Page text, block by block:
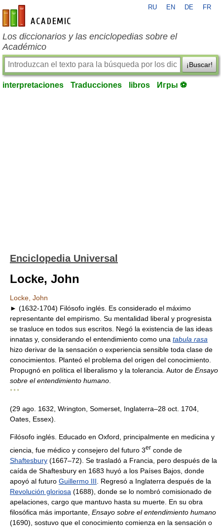
es-academic.com
RU EN DE FR
Los diccionarios y las enciclopedias sobre el
Académico
¡Buscar!
interpretaciones Traducciones libros Игры ⚽
Enciclopedia Universal
Locke, John
Locke, John
► (1632-1704) Filósofo inglés. Es considerado el máximo
representante del empirismo. Su mentalidad liberal y progresista
se trasluce en todos sus escritos. Negó la existencia de las ideas
innatas y, considerando el entendimiento como una tabula rasa
hizo derivar de la sensación o experiencia sensible toda clase de
conocimientos. Planteó el problema del origen del conocimiento.
Propugnó en política el liberalismo y la tolerancia. Autor de Ensayo
sobre el entendimiento humano
* * *
(29 ago. 1632, Wrington, Somerset, Inglaterra–28 oct. 1704,
Oates, Essex).
Filósofo inglés. Educado en Oxford, principalmente en medicina y
ciencia, fue médico y consejero del futuro 3er conde de
Shaftesbury (1667–72). Se trasladó a Francia, pero después de la
caída de Shaftesbury en 1683 huyó a los Países Bajos, donde
apoyó al futuro Guillermo III . Regresó a Inglaterra después de la
Revolución gloriosa (1688), donde se lo nombró comisionado de
apelaciones, cargo que mantuvo hasta su muerte. En su obra
filosófica más importante, Ensayo sobre el entendimiento humano
(1690), sostuvo que el conocimiento comienza en la sensación o